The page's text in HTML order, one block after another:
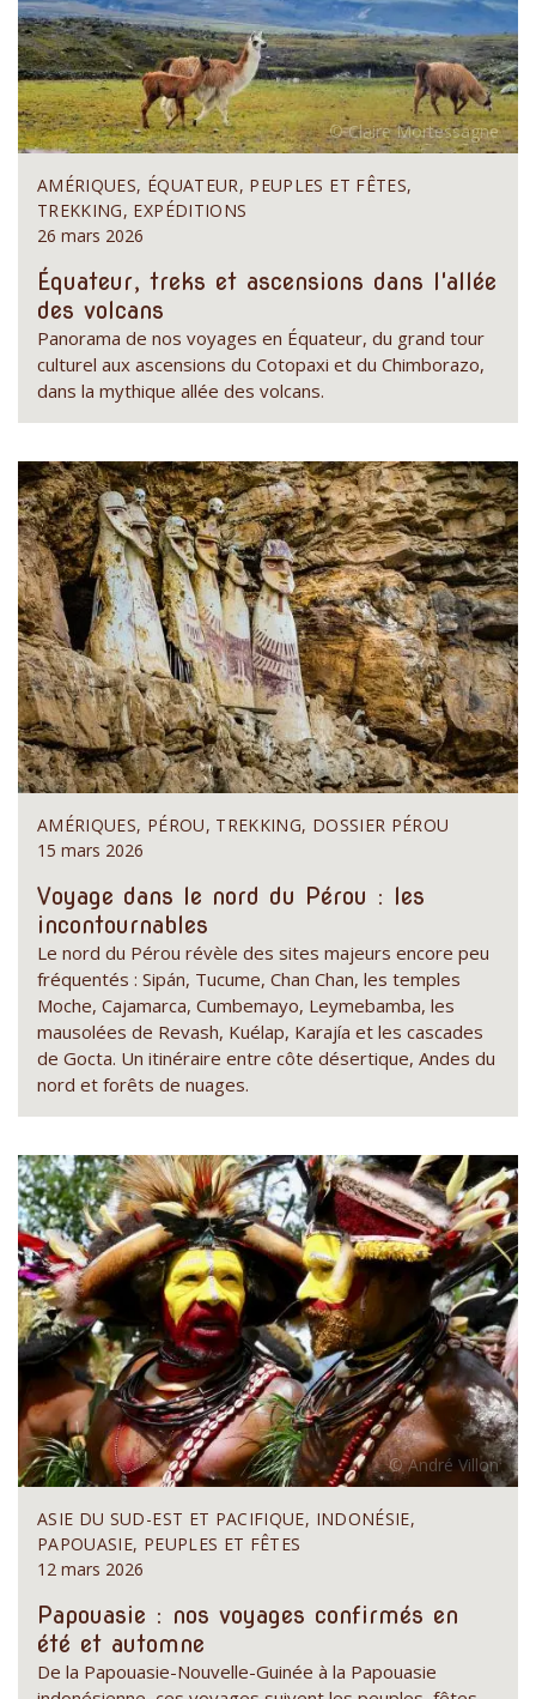
AMÉRIQUES, ÉQUATEUR, PEUPLES ET FÊTES,
TREKKING, EXPÉDITIONS
26 mars 2026
Équateur, treks et ascensions dans l'allée
des volcans
Panorama de nos voyages en Équateur, du grand tour
culturel aux ascensions du Cotopaxi et du Chimborazo,
dans la mythique allée des volcans.
AMÉRIQUES, PÉROU, TREKKING, DOSSIER PÉROU
15 mars 2026
Voyage dans le nord du Pérou : les
incontournables
Le nord du Pérou révèle des sites majeurs encore peu
fréquentés : Sipán, Tucume, Chan Chan, les temples
Moche, Cajamarca, Cumbemayo, Leymebamba, les
mausolées de Revash, Kuélap, Karajía et les cascades
de Gocta. Un itinéraire entre côte désertique, Andes du
nord et forêts de nuages.
ASIE DU SUD-EST ET PACIFIQUE, INDONÉSIE,
PAPOUASIE, PEUPLES ET FÊTES
12 mars 2026
Papouasie : nos voyages confirmés en
été et automne
De la Papouasie-Nouvelle-Guinée à la Papouasie